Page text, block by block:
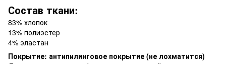
Состав ткани:
83% хлопок
13% полиэстер
4% эластан
Покрытие: антипилинговое покрытие (не лохматится)